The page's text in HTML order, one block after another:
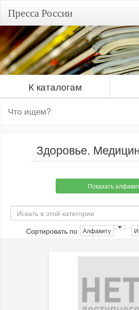
Пресса России
К каталогам
Здоровье.
Показать
Сортировать по Алфавиту